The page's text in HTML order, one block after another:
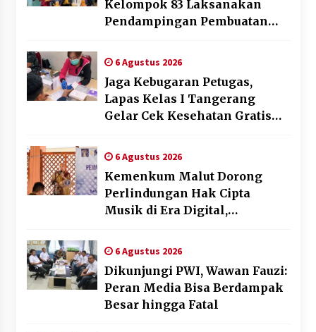
Kelompok 83 Laksanakan
Pendampingan Pembuatan
Memperkuat Pemasaran
UMKM di Desa Cempaka
6 Agustus 2026
Jaga Kebugaran Petugas,
Lapas Kelas I Tangerang
Gelar Cek Kesehatan Gratis
6 Agustus 2026
Kemenkum Malut Dorong
Perlindungan Hak Cipta
Musik di Era Digital,
Gratis dan Penguatan Royalti
6 Agustus 2026
Dikunjungi PWI, Wawan Fauzi:
Peran Media Bisa Berdampak
Besar hingga Fatal